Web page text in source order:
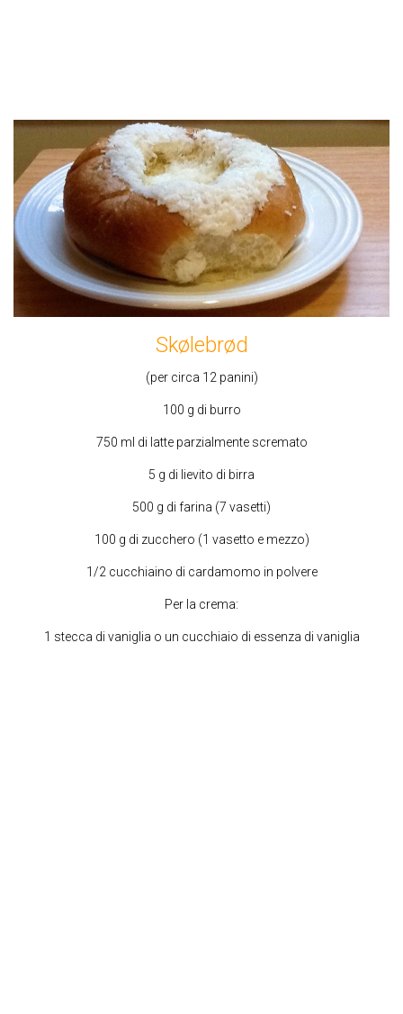
Skølebrød
(per circa 12 panini)
100 g di burro
750 ml di latte parzialmente scremato
5 g di lievito di birra
500 g di farina (7 vasetti)
100 g di zucchero (1 vasetto e mezzo)
1/2 cucchiaino di cardamomo in polvere
Per la crema:
1 stecca di vaniglia o un cucchiaio di essenza di vaniglia